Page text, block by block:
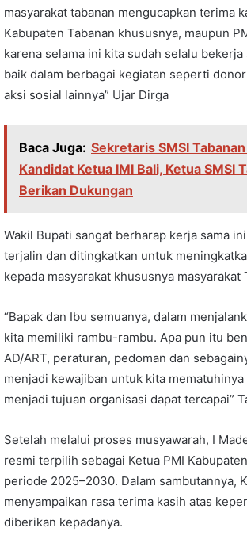
masyarakat tabanan mengucapkan terima
Kabupaten Tabanan khususnya, maupun
karena selama ini kita sudah selalu bekerja
baik dalam berbagai kegiatan seperti
aksi sosial lainnya” Ujar Dirga
Baca Juga: Sekretaris SMSI
Kandidat Ketua IMI Bali, Ketua SMSI
Berikan Dukungan
Wakil Bupati sangat berharap kerja sama
terjalin dan ditingkatkan untuk
kepada masyarakat khususnya masyarakat
“Bapak dan Ibu semuanya, dalam
kita memiliki rambu-rambu. Apa pun itu
AD/ART, peraturan, pedoman dan
menjadi kewajiban untuk kita mematuhinya
menjadi tujuan organisasi dapat tercapai”
Setelah melalui proses musyawarah, I
resmi terpilih sebagai Ketua PMI
periode 2025–2030. Dalam sambutannya,
menyampaikan rasa terima kasih atas
diberikan kepadanya.